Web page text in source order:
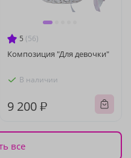
5 (56)
Композиция "Для девочки"
В наличии
9 200 ₽
все